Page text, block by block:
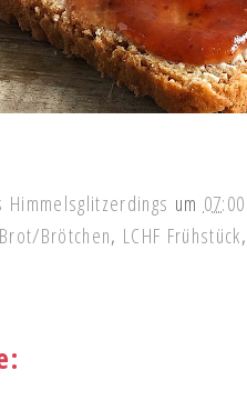
Himmelsglitzerdings um 07:00
Brötchen, LCHF Frühstück